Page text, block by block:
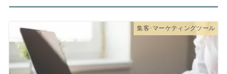
集客･マーケティングツール